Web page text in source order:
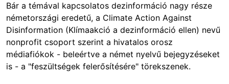
Bár a témával kapcsolatos dezinformáció nagy része
németországi eredetű, a Climate Action Against
Disinformation (Klímaakció a dezinformáció ellen) nevű
nonprofit csoport szerint a hivatalos orosz
médiafiókok - beleértve a német nyelvű bejegyzéseket
is - a "feszültségek felerősítésére" törekszenek.